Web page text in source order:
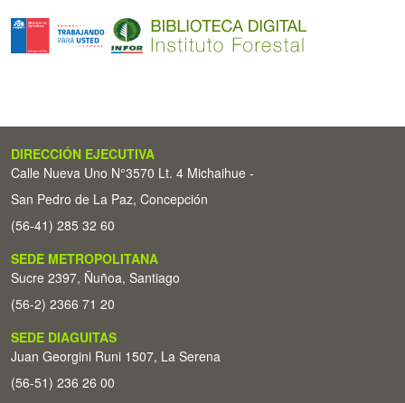
DIRECCIÓN EJECUTIVA
Calle Nueva Uno N°3570 Lt. 4 Michaihue -
San Pedro de La Paz, Concepción
(56-41) 285 32 60
SEDE METROPOLITANA
Sucre 2397, Ñuñoa, Santiago
(56-2) 2366 71 20
SEDE DIAGUITAS
Juan Georgini Runi 1507, La Serena
(56-51) 236 26 00